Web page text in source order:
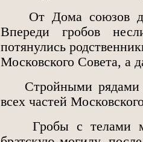
От Дома союзов до
Впереди гробов
потянулись
Московского Совета, а
Стройными рядами
всех частей
Гробы с телами